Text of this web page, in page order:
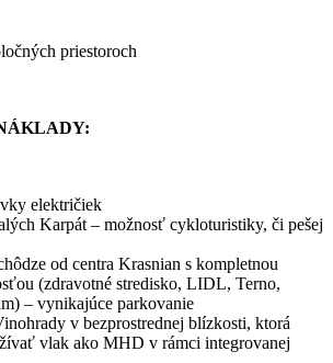
priestoroch
električiek
Karpát – možnosť cykloturistiky, či pešej
od centra Krasnian s kompletnou
(zdravotné stredisko, LIDL, Terno,
– vynikajúce parkovanie
v bezprostrednej blízkosti, ktorá
vlak ako MHD v rámci integrovanej